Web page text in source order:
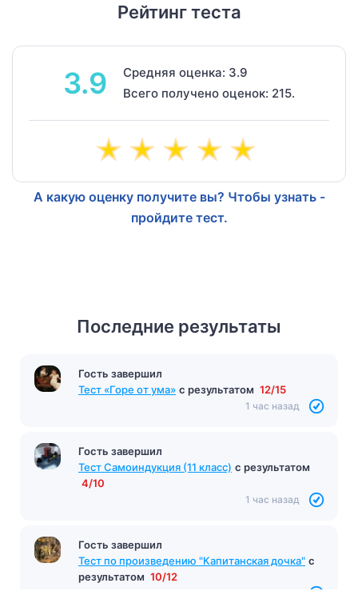
Рейтинг теста
3.9
Средняя оценка: 3.9
Всего получено оценок: 215.
А какую оценку получите вы? Чтобы узнать -
пройдите тест.
Последние результаты
Гость завершил
Тест «Горе от ума» с результатом 12/15
1 час назад
Гость завершил
Тест Самоиндукция (11 класс) с результатом
4/10
1 час назад
Гость завершил
Тест по произведению "Капитанская дочка" с
результатом 10/12